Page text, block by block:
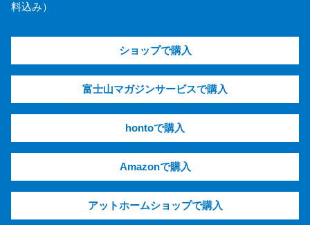
料込み）
ショップで購入
富士山マガジンサービスで購入
hontoで購入
Amazonで購入
アットホームショップで購入